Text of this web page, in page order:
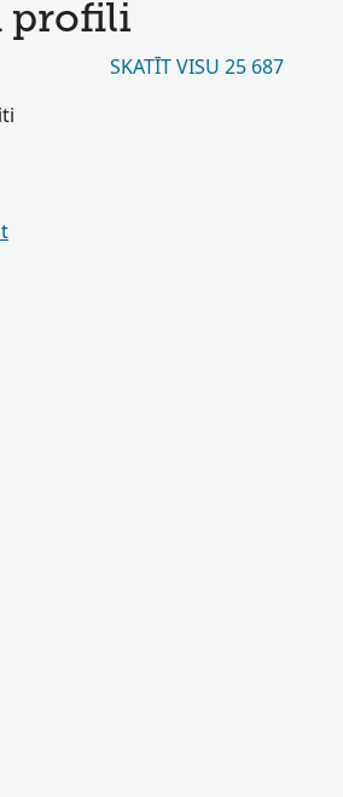
profili
SKATĪT VISU 25 687